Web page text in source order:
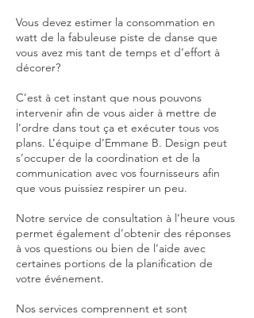
Vous devez estimer la consommation en
watt de la fabuleuse piste de danse que
vous avez mis tant de temps et d’effort à
décorer?
C’est à cet instant que nous pouvons
intervenir afin de vous aider à mettre de
l’ordre dans tout ça et exécuter tous vos
plans. L’équipe d’Emmane B. Design peut
s’occuper de la coordination et de la
communication avec vos fournisseurs afin
que vous puissiez respirer un peu.
Notre service de consultation à l’heure vous
permet également d’obtenir des réponses
à vos questions ou bien de l’aide avec
certaines portions de la planification de
votre événement.
Nos services comprennent et sont